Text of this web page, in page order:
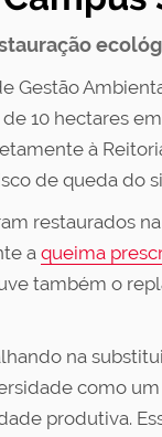
Gestão
10 hectares
à
de queda do
restaurados
aqueima
também o
na
como
produtiva.